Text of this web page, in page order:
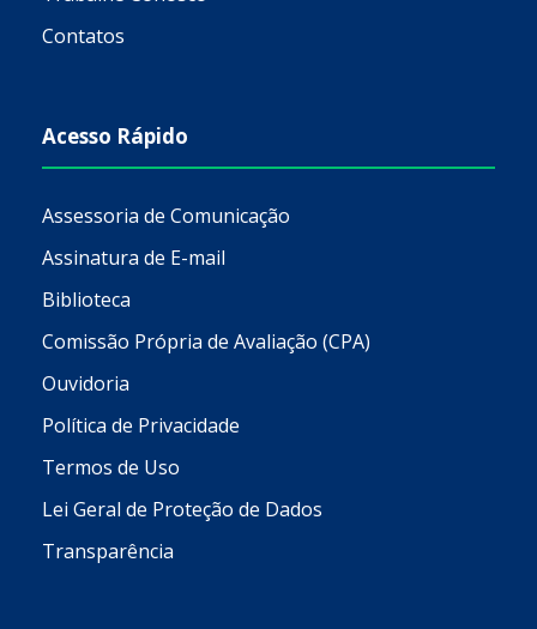
Contatos
Acesso Rápido
Assessoria de Comunicação
Assinatura de E-mail
Biblioteca
Comissão Própria de Avaliação (CPA)
Ouvidoria
Política de Privacidade
Termos de Uso
Lei Geral de Proteção de Dados
Transparência